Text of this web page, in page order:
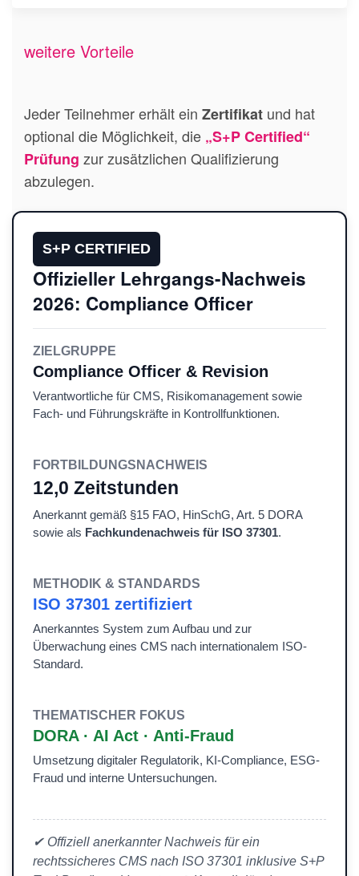
weitere Vorteile
Jeder Teilnehmer erhält ein Zertifikat und hat
optional die Möglichkeit, die „S+P Certified“
Prüfung zur zusätzlichen Qualifizierung
abzulegen.
S+P CERTIFIED
Offizieller Lehrgangs-Nachweis
2026: Compliance Officer
ZIELGRUPPE
Compliance Officer & Revision
Verantwortliche für CMS, Risikomanagement sowie
Fach- und Führungskräfte in Kontrollfunktionen.
FORTBILDUNGSNACHWEIS
12,0 Zeitstunden
Anerkannt gemäß §15 FAO, HinSchG, Art. 5 DORA
sowie als Fachkundenachweis für ISO 37301.
METHODIK & STANDARDS
ISO 37301 zertifiziert
Anerkanntes System zum Aufbau und zur
Überwachung eines CMS nach internationalem ISO-
Standard.
THEMATISCHER FOKUS
DORA · AI Act · Anti-Fraud
Umsetzung digitaler Regulatorik, KI-Compliance, ESG-
Fraud und interne Untersuchungen.
✔ Offiziell anerkannter Nachweis für ein
rechtssicheres CMS nach ISO 37301 inklusive S+P